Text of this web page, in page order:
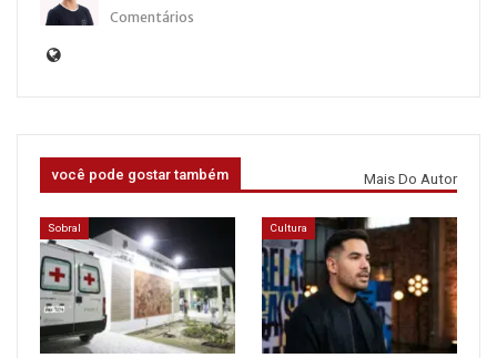
Comentários
você pode gostar também Mais Do Autor
Sobral Cultura